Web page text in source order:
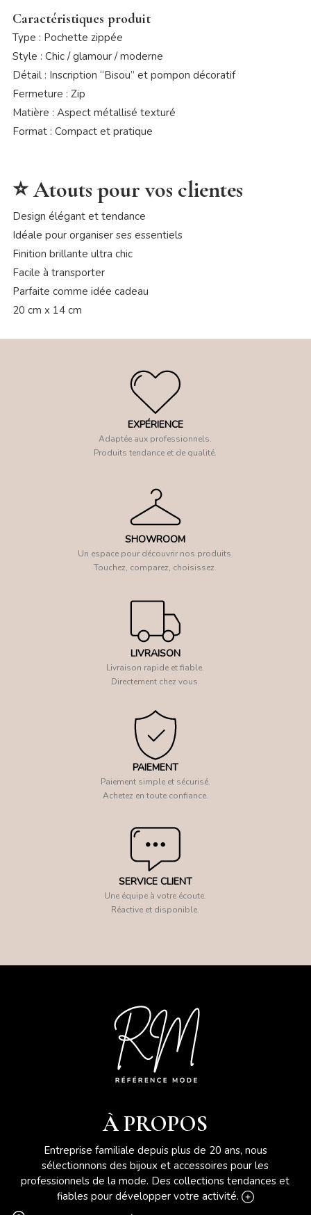
Caractéristiques produit
Type : Pochette zippée
Style : Chic / glamour / moderne
Détail : Inscription “Bisou” et pompon décoratif
Fermeture : Zip
Matière : Aspect métallisé texturé
Format : Compact et pratique
⭐ Atouts pour vos clientes
Design élégant et tendance
Idéale pour organiser ses essentiels
Finition brillante ultra chic
Facile à transporter
Parfaite comme idée cadeau
20 cm x 14 cm
EXPÉRIENCE
Adaptée aux professionnels.
Produits tendance et de qualité.
SHOWROOM
Un espace pour découvrir nos produits.
Touchez, comparez, choisissez.
LIVRAISON
Livraison rapide et fiable.
Directement chez vous.
PAIEMENT
Paiement simple et sécurisé.
Achetez en toute confiance.
SERVICE CLIENT
Une équipe à votre écoute.
Réactive et disponible.
À PROPOS
Entreprise familiale depuis plus de 20 ans, nous
sélectionnons des bijoux et accessoires pour les
professionnels de la mode. Des collections tendances et
fiables pour développer votre activité.